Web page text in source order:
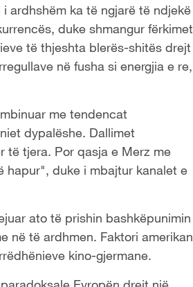
ardhshëm ka të ngjarë të ndjekë
duke shmangur fërkimet
të thjeshta blerës-shitës drejt
në fusha si energjia e re,
me tendencat
dypalëshe. Dallimet
të tjera. Por qasja e Merz me
hapur", duke i mbajtur kanalet e
ato të prishin bashkëpunimin
në të ardhmen. Faktori amerikan
kino-gjermane.